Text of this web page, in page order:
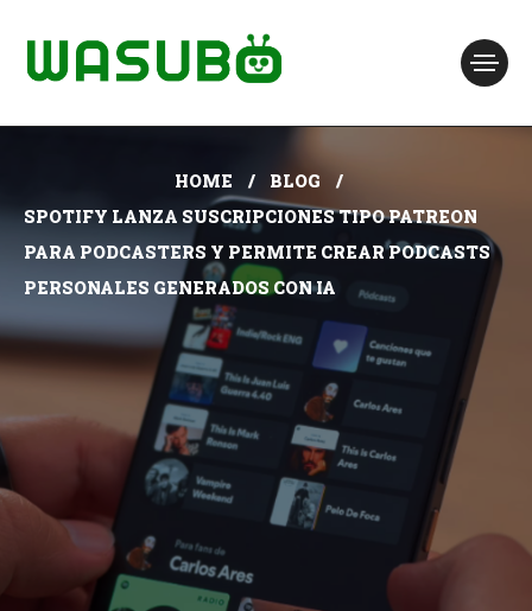
HOME
BLOG
SPOTIFY LANZA SUSCRIPCIONES TIPO PATREON
PARA PODCASTERS Y PERMITE CREAR PODCASTS
PERSONALES GENERADOS CON IA